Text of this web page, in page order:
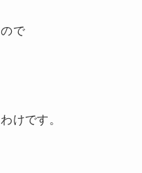
で
けです。